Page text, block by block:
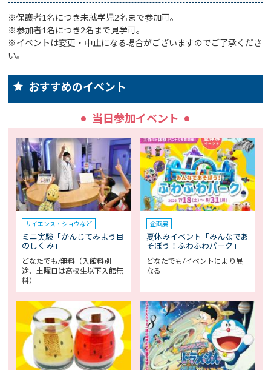
※保護者1名につき未就学児2名まで参加可。
※参加者1名につき2名まで見学可。
※イベントは変更・中止になる場合がございますのでご了承くださ
い。
おすすめのイベント
当日参加イベント
サイエンス・ショウなど
ミニ実験「かんじてみよう目
のしくみ」
どなたでも/無料（入館料別
途、土曜日は高校生以下入館無
料）
企画展
夏休みイベント「みんなであ
そぼう！ふわふわパーク」
どなたでも/イベントにより異
なる